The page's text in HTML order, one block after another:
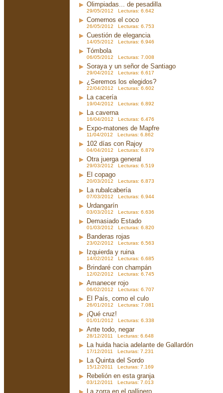
Olimpiadas... de pesadilla
29/05/2012 Lecturas: 6.642
Comernos el coco
26/05/2012 Lecturas: 6.753
Cuestión de elegancia
14/05/2012 Lecturas: 6.946
Tómbola
06/05/2012 Lecturas: 7.008
Soraya y un señor de Santiago
29/04/2012 Lecturas: 6.617
¿Seremos los elegidos?
22/04/2012 Lecturas: 6.602
La cacería
19/04/2012 Lecturas: 6.892
La caverna
16/04/2012 Lecturas: 6.476
Expo-matones de Mapfre
11/04/2012 Lecturas: 6.862
102 días con Rajoy
04/04/2012 Lecturas: 6.879
Otra juerga general
29/03/2012 Lecturas: 6.519
El copago
20/03/2012 Lecturas: 6.873
La rubalcabería
07/03/2012 Lecturas: 6.944
Urdangarín
03/03/2012 Lecturas: 6.636
Demasiado Estado
01/03/2012 Lecturas: 6.820
Banderas rojas
23/02/2012 Lecturas: 6.563
Izquierda y ruina
14/02/2012 Lecturas: 6.685
Brindaré con champán
12/02/2012 Lecturas: 6.745
Amanecer rojo
06/02/2012 Lecturas: 6.707
El País, como el culo
26/01/2012 Lecturas: 7.081
¡Qué cruz!
01/01/2012 Lecturas: 6.338
Ante todo, negar
28/12/2011 Lecturas: 6.648
La huida hacia adelante de Gallardón
17/12/2011 Lecturas: 7.231
La Quinta del Sordo
15/12/2011 Lecturas: 7.169
Rebelión en esta granja
03/12/2011 Lecturas: 7.013
La zorra en el gallinero